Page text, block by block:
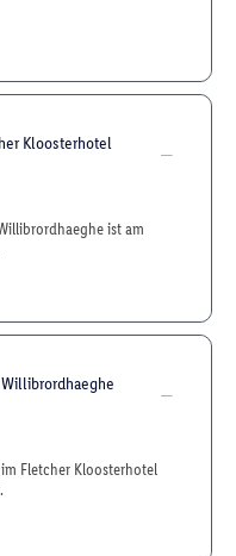
Kloosterhotel
ist am
Fletcher Kloosterhotel